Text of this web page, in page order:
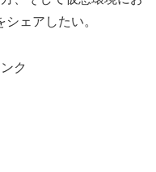
ェアしたい。
ク